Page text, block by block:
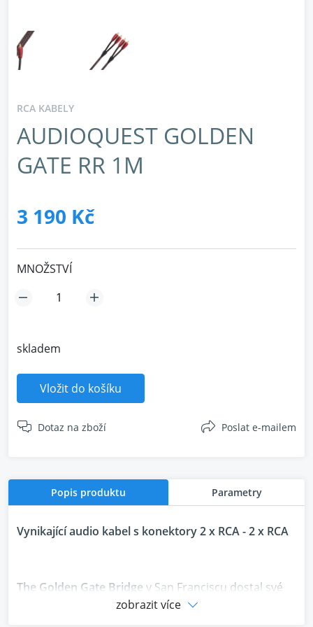
RCA KABELY
AUDIOQUEST GOLDEN
GATE RR 1M
3 190 Kč
MNOŽSTVÍ
skladem
Vložit do košíku
Dotaz na zboží Poslat e-mailem
Popis produktu Parametry
Vynikající audio kabel s konektory 2 x RCA - 2 x RCA
The Golden Gate Bridge v San Franciscu dostal své
jméno podle pojmenování oblasti kapitánem Johnem
zobrazit více